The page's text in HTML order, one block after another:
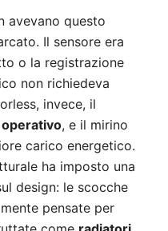
avevano questo
Il sensore era
o la registrazione
non richiedeva
invece, il
, e il mirino
carico energetico.
ha imposto una
design: le scocche
pensate per